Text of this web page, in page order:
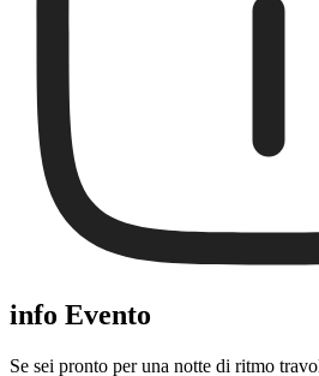
info Evento
Se sei pronto per una notte di ritmo